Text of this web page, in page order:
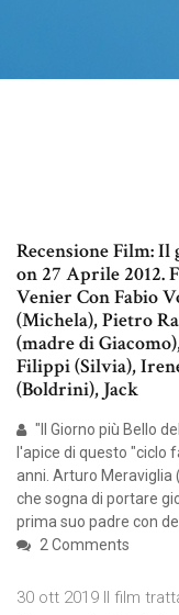
Recensione Film:
on 27 Aprile 2012.
Venier Con Fabio
(Michela), Pietro
(madre di
Filippi (Silvia),
(Boldrini), Jack
"Il Giorno più Bello
l'apice di questo "ciclo
anni. Arturo Meraviglia
che sogna di portare
prima suo padre con
2 Comments
30 ott 2019 Il film